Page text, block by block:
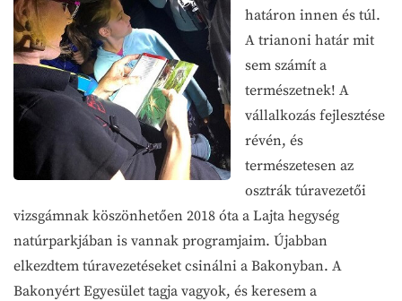
határon innen és túl.
A trianoni határ mit
sem számít a
természetnek! A
vállalkozás fejlesztése
révén, és
természetesen az
osztrák túravezetői
vizsgámnak köszönhetően 2018 óta a Lajta hegység
natúrparkjában is vannak programjaim. Újabban
elkezdtem túravezetéseket csinálni a Bakonyban. A
Bakonyért Egyesület tagja vagyok, és keresem a